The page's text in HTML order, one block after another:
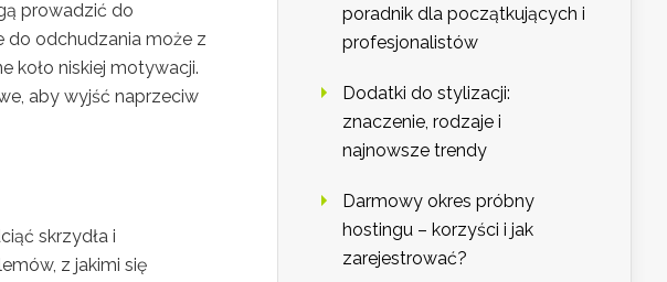
prowadzić do
do odchudzania może z
koło niskiej motywacji.
aby wyjść naprzeciw
skrzydła i
z jakimi się
poradnik dla początkujących i
profesjonalistów
Dodatki do stylizacji:
znaczenie, rodzaje i
najnowsze trendy
Darmowy okres próbny
hostingu – korzyści i jak
zarejestrować?